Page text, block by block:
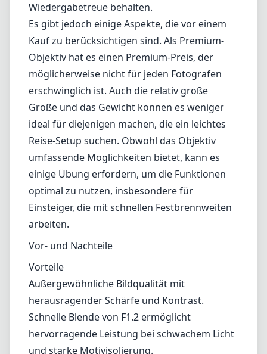
und es ermöglicht, schnell auf Motive zu
fokussieren, selbst bei schwachem Licht. Dies
ist besonders vorteilhaft für Schnappschüsse
oder Actionfotografie, bei denen das Timing
entscheidend ist. Zudem ist das Objektiv mit
anspruchsvollen optischen Elementen
ausgestattet, um chromatische Aberrationen
und Verzerrungen zu minimieren, was
sicherstellt, dass die Bilder hohe
Wiedergabetreue behalten.
Es gibt jedoch einige Aspekte, die vor einem
Kauf zu berücksichtigen sind. Als Premium-
Objektiv hat es einen Premium-Preis, der
möglicherweise nicht für jeden Fotografen
erschwinglich ist. Auch die relativ große
Reise-Setup suchen. Obwohl das Objektiv
umfassende Möglichkeiten bietet, kann es
einige Übung erfordern, um die Funktionen
optimal zu nutzen, insbesondere für